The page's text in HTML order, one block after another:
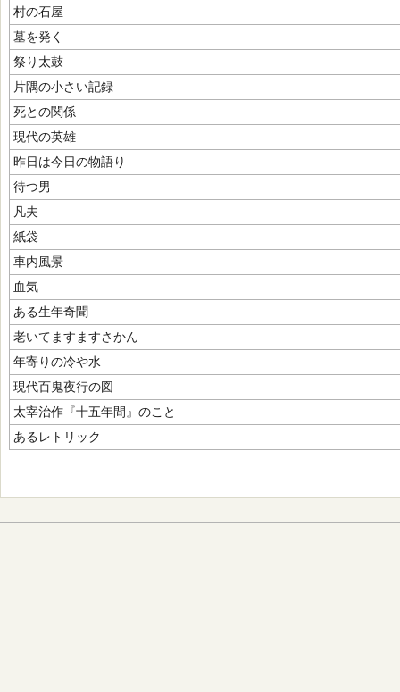
村の石屋
墓を発く
祭り太鼓
片隅の小さい記録
死との関係
現代の英雄
昨日は今日の物語り
待つ男
凡夫
紙袋
車内風景
血気
ある生年奇聞
老いてますますさかん
年寄りの冷や水
現代百鬼夜行の図
太宰治作『十五年間』のこと
あるレトリック